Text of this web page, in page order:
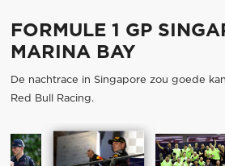
FORMULE 1 GP
MARINA BAY
De nachtrace in Singapore zou goede
Red Bull Racing.